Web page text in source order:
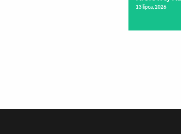
13 lipca, 2026